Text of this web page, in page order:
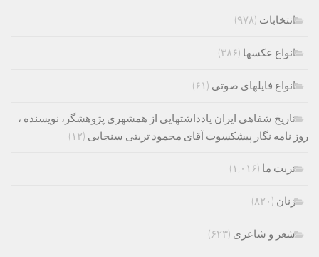
انتخابات (۹۷۸)
انواع عکسها (۳۸۶)
انواع فایلهای صوتی (۶۱)
تاریخ شفاهی ایران یادداشتهایی از همشهری پژوهشگر، نویسنده ،
روز نامه نگار پیشکسوت آقای محمود تربتی سنجابی (۱۲)
تربت ما (۱,۰۱۶)
زنان (۸۲۰)
شعر و شاعری (۶۲۳)